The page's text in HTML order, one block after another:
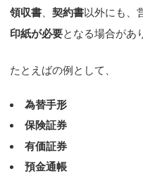
領収書 、契約書以外にも、
印紙が必要となる場合があ
たとえばの例として、
為替手形
保険証券
有価証券
預金通帳